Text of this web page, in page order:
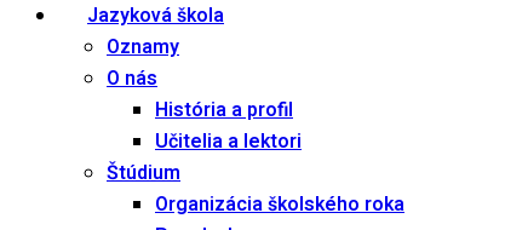
Jazyková škola
Oznamy
O nás
História a profil
Učitelia a lektori
Štúdium
Organizácia školského roka